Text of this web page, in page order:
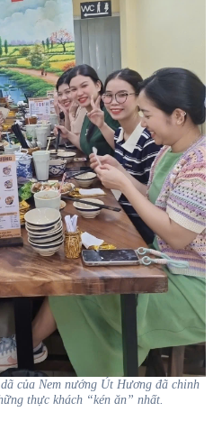
của Nem nướng Út Hương đã chinh
thực khách “kén ăn” nhất.